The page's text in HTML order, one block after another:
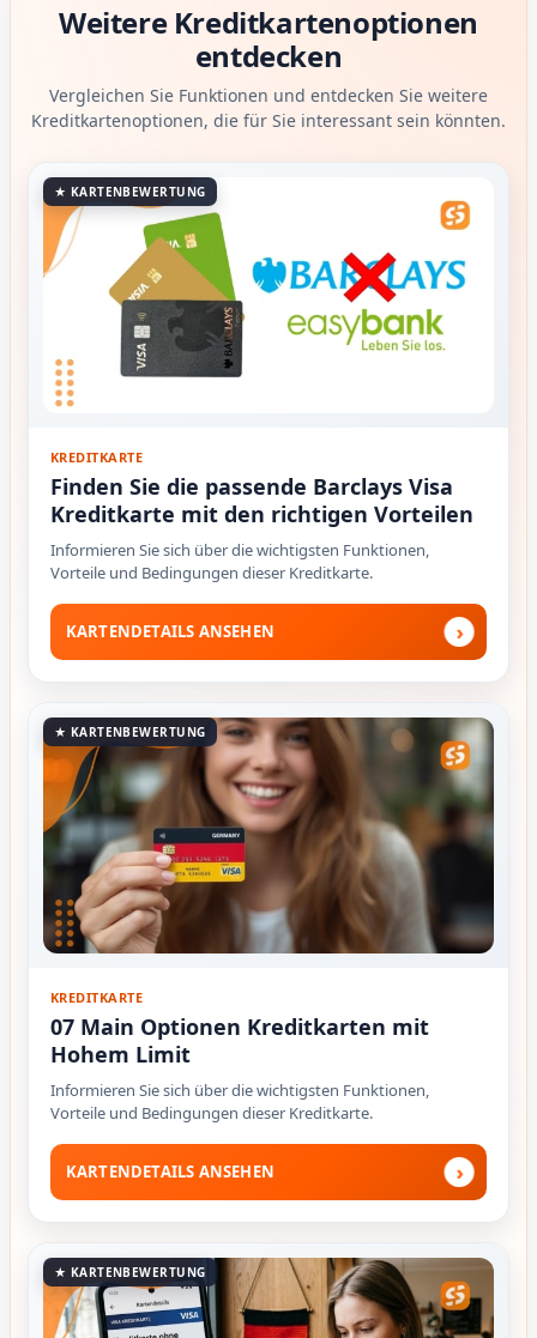
Weitere Kreditkartenoptionen
entdecken
Vergleichen Sie Funktionen und entdecken Sie weitere
Kreditkartenoptionen, die für Sie interessant sein könnten.
★ KARTENBEWERTUNG
KREDITKARTE
Finden Sie die passende Barclays Visa
Kreditkarte mit den richtigen Vorteilen
Informieren Sie sich über die wichtigsten Funktionen,
Vorteile und Bedingungen dieser Kreditkarte.
KARTENDETAILS ANSEHEN ›
★ KARTENBEWERTUNG
KREDITKARTE
07 Main Optionen Kreditkarten mit
Hohem Limit
Informieren Sie sich über die wichtigsten Funktionen,
Vorteile und Bedingungen dieser Kreditkarte.
KARTENDETAILS ANSEHEN ›
★ KARTENBEWERTUNG